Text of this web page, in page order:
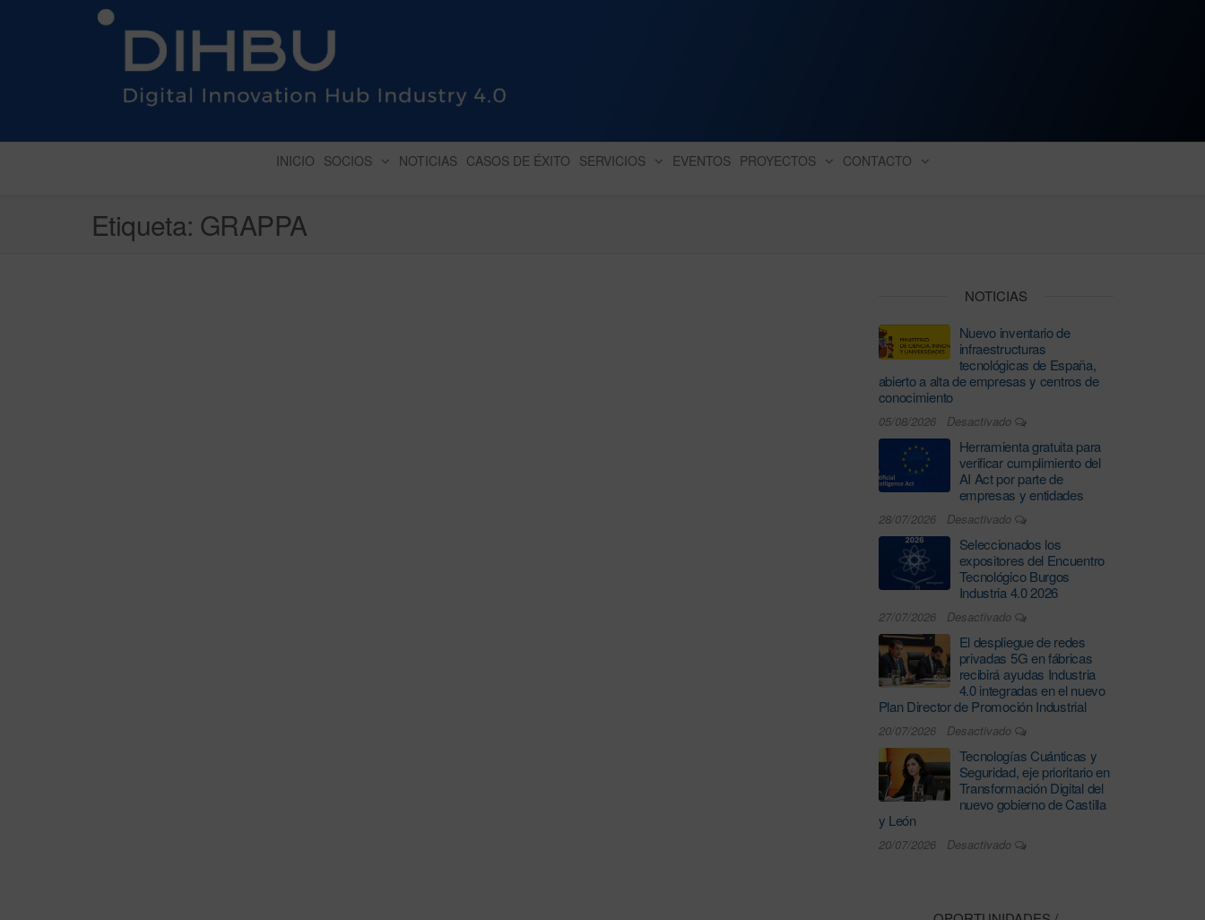
DIGITAL INNOVATION HUB INDUSTRY 4.0
INICIO SOCIOS NOTICIAS CASOS DE ÉXITO SERVICIOS EVENTOS PROYECTOS CONTACTO
Etiqueta: GRAPPA
NOTICIAS
Nuevo inventario de
infraestructuras
tecnológicas de España,
abierto a alta de empresas y centros de
conocimiento
05/08/2026 Desactivado
Herramienta gratuita para
verificar cumplimiento del
AI Act por parte de
empresas y entidades
28/07/2026 Desactivado
Seleccionados los
expositores del Encuentro
Tecnológico Burgos
Industria 4.0 2026
27/07/2026 Desactivado
El despliegue de redes
privadas 5G en fábricas
recibirá ayudas Industria
4.0 integradas en el nuevo
Plan Director de Promoción Industrial
20/07/2026 Desactivado
Tecnologías Cuánticas y
Seguridad, eje prioritario en
Transformación Digital del
nuevo gobierno de Castilla
y León
20/07/2026 Desactivado